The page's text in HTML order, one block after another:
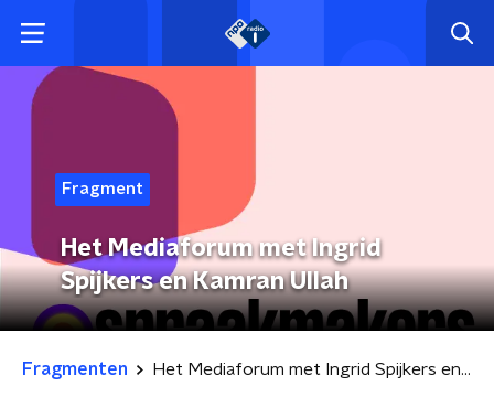
Fragment
Het Mediaforum met Ingrid
Spijkers en Kamran Ullah
Fragmenten Het Mediaforum met Ingrid Spijkers en Kamran Ullah